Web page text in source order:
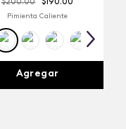
$200.00 $190.00
Pimienta Caliente
Agregar